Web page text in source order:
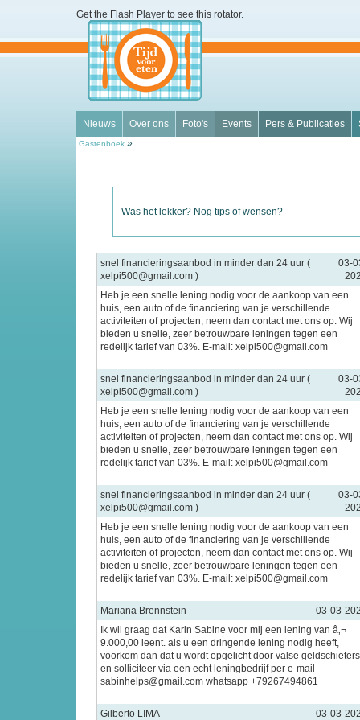
Get the Flash Player to see this rotator.
Nieuws Over ons Foto's Events Pers & Publicaties
Gastenboek »
Was het lekker? Nog tips of wensen?
snel financieringsaanbod in minder dan 24 uur (
xelpi500@gmail.com )
03-
Heb je een snelle lening nodig voor de aankoop van een
huis, een auto of de financiering van je verschillende
activiteiten of projecten, neem dan contact met ons op. Wij
bieden u snelle, zeer betrouwbare leningen tegen een
redelijk tarief van 03%. E-mail: xelpi500@gmail.com
snel financieringsaanbod in minder dan 24 uur (
xelpi500@gmail.com )
03-
Heb je een snelle lening nodig voor de aankoop van een
huis, een auto of de financiering van je verschillende
activiteiten of projecten, neem dan contact met ons op. Wij
bieden u snelle, zeer betrouwbare leningen tegen een
redelijk tarief van 03%. E-mail: xelpi500@gmail.com
snel financieringsaanbod in minder dan 24 uur (
xelpi500@gmail.com )
03-
Heb je een snelle lening nodig voor de aankoop van een
huis, een auto of de financiering van je verschillende
activiteiten of projecten, neem dan contact met ons op. Wij
bieden u snelle, zeer betrouwbare leningen tegen een
redelijk tarief van 03%. E-mail: xelpi500@gmail.com
Mariana Brennstein
03-03-
Ik wil graag dat Karin Sabine voor mij een lening van â‚¬
9.000,00 leent. als u een dringende lening nodig heeft,
voorkom dan dat u wordt opgelicht door valse geldschieters
en solliciteer via een echt leningbedrijf per e-mail
sabinhelps@gmail.com whatsapp +79267494861
Gilberto LIMA
03-03-